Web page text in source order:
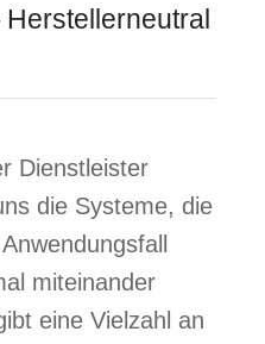
Dienstleister
die Systeme, die
miteinander
eine Vielzahl an